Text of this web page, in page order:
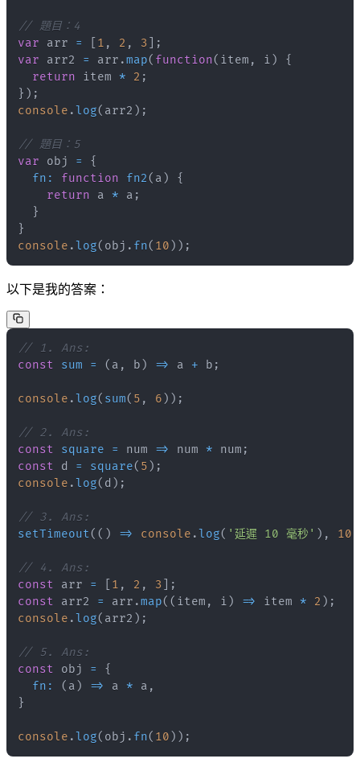
// 題目：4
var arr = 1 , 2 , 3
;
var arr2 = arr .map( function( item , i )
{
return item * 2 ;
} ) ;
console .log( arr2 ) ;
// 題目：5
var obj =
{
fn : function fn2( a )
{
return a * a ;
}
}
console .log( obj . fn( 10 ) ) ;
以下是我的答案：
// 1. Ans:
const
sum = ( a , b ) => a + b ;
console .log( sum( 5 , 6 ) ) ;
// 2. Ans:
const
square = num => num * num ;
const d = square( 5 ) ;
console .log( d ) ;
// 3. Ans:
setTimeout( ( ) => console .log( '延遲 10 毫秒' ) , 10
// 4. Ans:
const arr = 1 , 2 , 3
;
const arr2 = arr .map( ( item , i ) => item * 2 ) ;
console .log( arr2 ) ;
// 5. Ans:
const obj =
{
fn : ( a ) => a * a ,
}
console .log( obj . fn( 10 ) ) ;